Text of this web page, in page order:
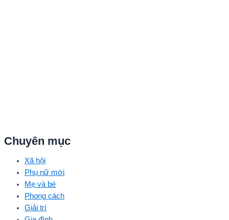
Chuyên mục
Xã hội
Phụ nữ mới
Mẹ và bé
Phong cách
Giải trí